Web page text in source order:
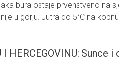
bura ostaje prvenstveno na
u gorju. Jutra do 5°C na kopnu,
HERCEGOVINU: Sunce i